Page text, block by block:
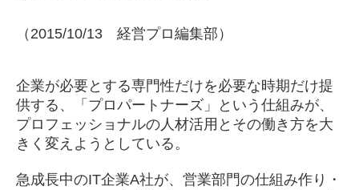
（2015/10/13 経営プロ編集部）
企業が必要とする専門性だけを必要な時期だけ提
供する、「プロパートナーズ」という仕組みが、
プロフェッショナルの人材活用とその働き方を大
きく変えようとしている。
急成長中のIT企業A社が、営業部門の仕組み作り・